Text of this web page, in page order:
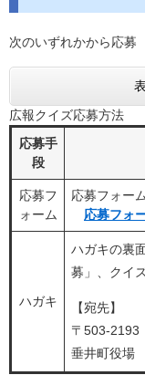
次のいずれかから応募
広報クイズ応募方法
応募手
段
応募フ
ォーム
応募フォー
応募フォ
ハガキ
ハガキの裏
募」、クイ
【宛先】
〒503-2193
垂井町役